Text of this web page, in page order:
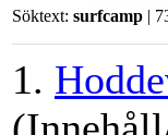
Söktext: surfcamp |
1.